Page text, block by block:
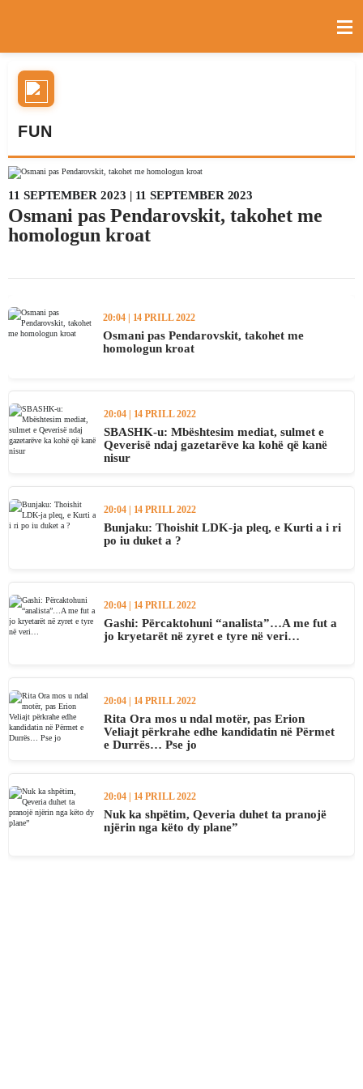
FUN
11 SEPTEMBER 2023 | 11 SEPTEMBER 2023
Osmani pas Pendarovskit, takohet me
homologun kroat
20:04 | 14 PRILL 2022
Osmani pas Pendarovskit, takohet me
homologun kroat
20:04 | 14 PRILL 2022
SBASHK-u: Mbështesim mediat, sulmet e
Qeverisë ndaj gazetarëve ka kohë që kanë
nisur
20:04 | 14 PRILL 2022
Bunjaku: Thoishit LDK-ja pleq, e Kurti a i ri
po iu duket a ?
20:04 | 14 PRILL 2022
Gashi: Përcaktohuni “analista”…A me fut a
jo kryetarët në zyret e tyre në veri…
20:04 | 14 PRILL 2022
Rita Ora mos u ndal motër, pas Erion
Veliajt përkrahe edhe kandidatin në Përmet
e Durrës… Pse jo
20:04 | 14 PRILL 2022
Nuk ka shpëtim, Qeveria duhet ta pranojë
njërin nga këto dy plane”